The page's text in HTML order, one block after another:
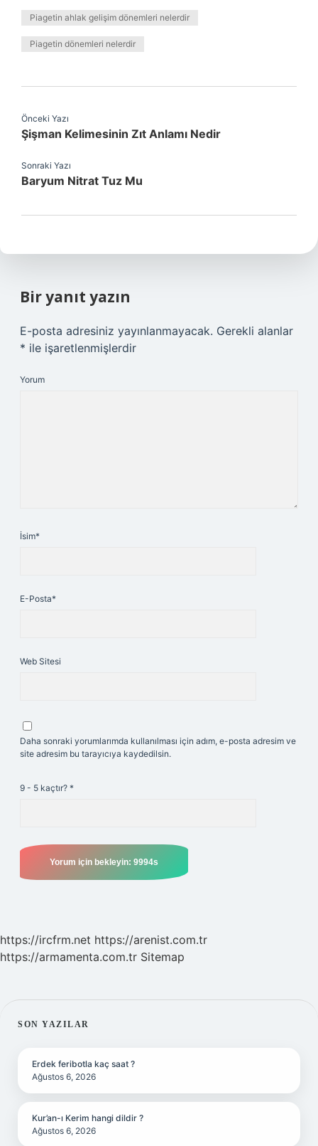
Piagetin ahlak gelişim dönemleri nelerdir
Piagetin dönemleri nelerdir
Önceki Yazı
Şişman Kelimesinin Zıt Anlamı Nedir
Sonraki Yazı
Baryum Nitrat Tuz Mu
Bir yanıt yazın
E-posta adresiniz yayınlanmayacak. Gerekli alanlar
* ile işaretlenmişlerdir
Yorum
İsim*
E-Posta*
Web Sitesi
Daha sonraki yorumlarımda kullanılması için adım, e-posta adresim ve
site adresim bu tarayıcıya kaydedilsin.
9 - 5 kaçtır? *
https://ircfrm.net https://arenist.com.tr
https://armamenta.com.tr Sitemap
SIDEBAR
SON YAZILAR
Erdek feribotla kaç saat ?
Ağustos 6, 2026
Kur’an-ı Kerim hangi dildir ?
Ağustos 6, 2026